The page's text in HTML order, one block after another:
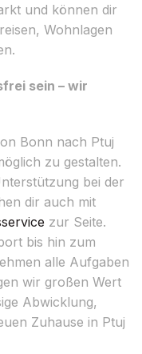
und können dir
Wohnlagen
sein – wir
Bonn nach Ptuj
zu gestalten.
bei der
dir auch mit
zur Seite.
bis hin zum
alle Aufgaben
wir großen Wert
Abwicklung,
Zuhause in Ptuj